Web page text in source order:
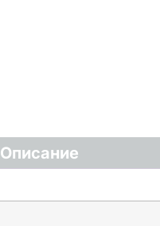
Описание